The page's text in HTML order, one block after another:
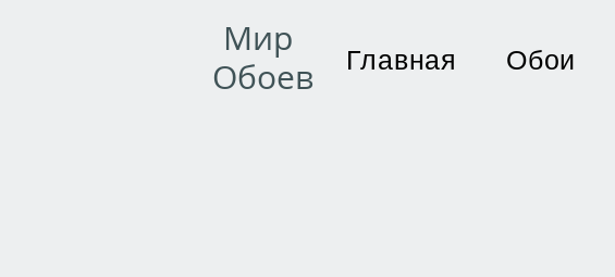
Мир
Обоев
Главная Обои